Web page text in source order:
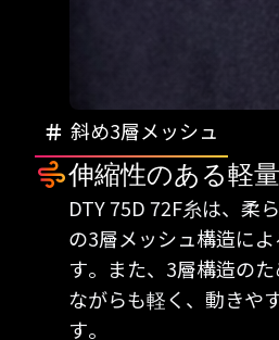
斜め3層メッシュ
伸縮性のある軽
DTY 75D 72F糸は、柔
の3層メッシュ構造に
す。また、3層構造の
ながらも軽く、動きや
す。